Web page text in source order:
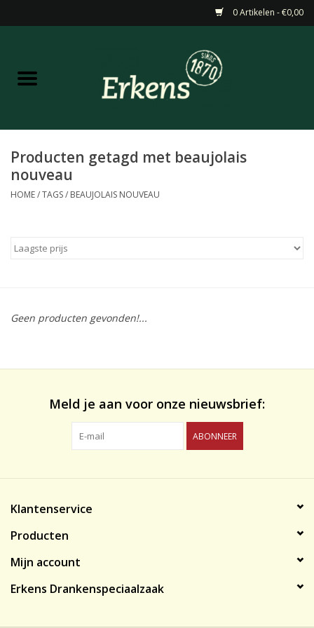
0 Artikelen - €0,00
Home
likeuren&Overig
Producten getagd met beaujolais
nouveau
HOME/TAGS/ BEAUJOLAIS NOUVEAU
Geen producten gevonden!...
Meld je aan voor onze nieuwsbrief:
ABONNEER
Klantenservice
Producten
Mijn account
Erkens Drankenspeciaalzaak